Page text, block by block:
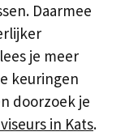
Daarmee
je meer
keuringen
doorzoek je
in Kats.